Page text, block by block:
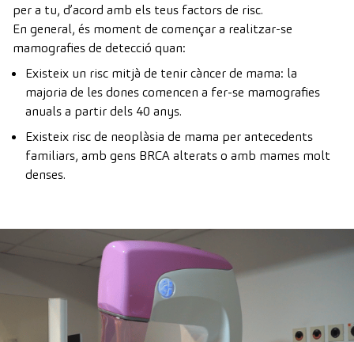
per a tu, d’acord amb els teus factors de risc.
En general, és moment de començar a realitzar-se
mamografies de detecció quan:
Existeix un risc mitjà de tenir càncer de mama: la
majoria de les dones comencen a fer-se mamografies
anuals a partir dels 40 anys.
Existeix risc de neoplàsia de mama per antecedents
familiars, amb gens BRCA alterats o amb mames molt
denses.